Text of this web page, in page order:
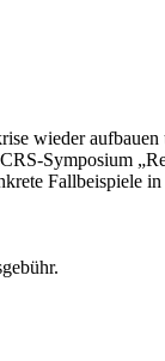
wieder
Symposium